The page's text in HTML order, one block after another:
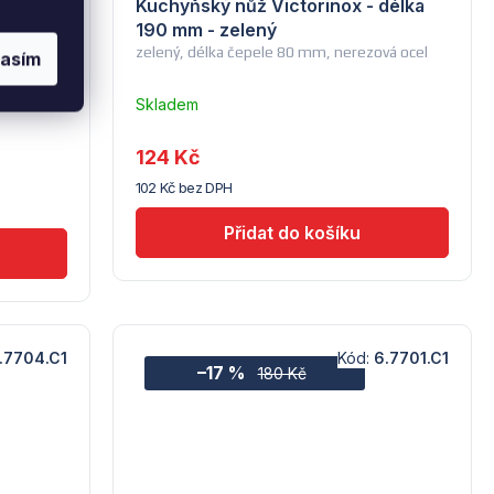
mm,
zelený, délka čepele 80 mm, nerezová ocel
Kuchyňský nůž Victorinox - délka
190 mm - zelený
Skladem
dodavatele
(7) -
Hendi
102 Kč bez DPH
124 Kč
180 Kč
–17 %
Kód: 6.7701.C1